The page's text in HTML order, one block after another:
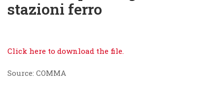
stazioni ferro
Click here to download the file.
Source: COMMA